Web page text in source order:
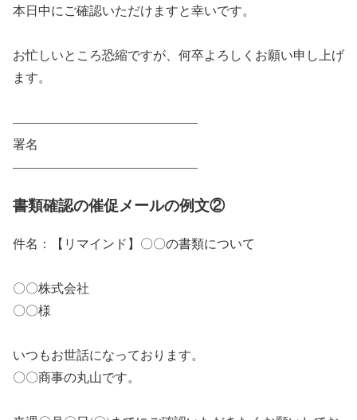
本日中にご確認いただけますと幸いです。
お忙しいところ恐縮ですが、何卒よろしくお願い申し上げ
ます。
——————————————–
署名
——————————————–
書類確認の催促メールの例文②
件名：【リマインド】〇〇の書類について
〇〇株式会社
〇〇様
いつもお世話になっております。
〇〇商事の丸山です。